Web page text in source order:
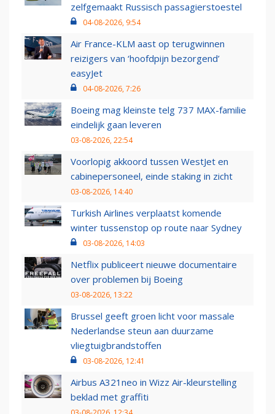
zelfgemaakt Russisch passagierstoestel
04-08-2026, 9:54
Air France-KLM aast op terugwinnen
reizigers van ‘hoofdpijn bezorgend’
easyJet
04-08-2026, 7:26
Boeing mag kleinste telg 737 MAX-familie
eindelijk gaan leveren
03-08-2026, 22:54
Voorlopig akkoord tussen WestJet en
cabinepersoneel, einde staking in zicht
03-08-2026, 14:40
Turkish Airlines verplaatst komende
winter tussenstop op route naar Sydney
03-08-2026, 14:03
Netflix publiceert nieuwe documentaire
over problemen bij Boeing
03-08-2026, 13:22
Brussel geeft groen licht voor massale
Nederlandse steun aan duurzame
vliegtuigbrandstoffen
03-08-2026, 12:41
Airbus A321neo in Wizz Air-kleurstelling
beklad met graffiti